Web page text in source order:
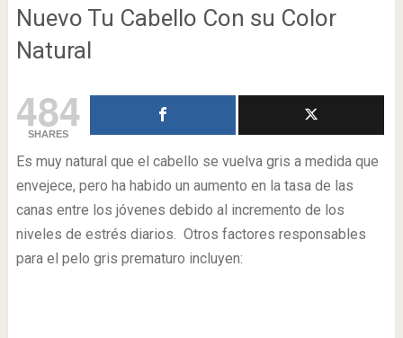
Nuevo Tu Cabello Con su Color
Natural
484
SHARES
Es muy natural que el cabello se vuelva gris a medida que
envejece, pero ha habido un aumento en la tasa de las
canas entre los jóvenes debido al incremento de los
niveles de estrés diarios. Otros factores responsables
para el pelo gris prematuro incluyen: